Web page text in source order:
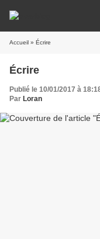
Accueil » Écrire
Écrire
Publié le 10/01/2017 à
Par Loran